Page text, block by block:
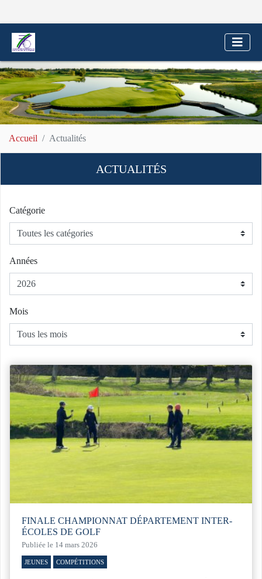
Accueil Actualités
ACTUALITÉS
Catégorie
Années
Mois
FINALE CHAMPIONNAT DÉPARTEMENT INTER-
ÉCOLES DE GOLF
Publiée le 14 mars 2026
JEUNES COMPÉTITIONS